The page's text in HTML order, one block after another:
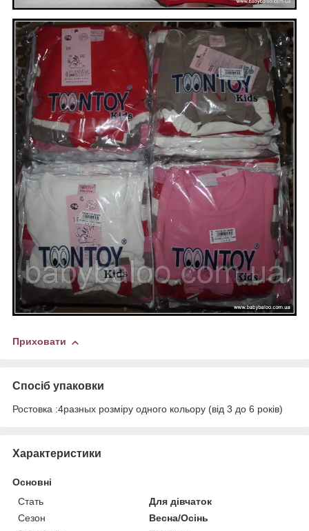
Приховати
Спосіб упаковки
Ростовка :4разных розміру одного кольору (від 3 до 6 років)
Характеристики
Основні
Стать
Для дівчаток
Сезон
Весна/Осінь